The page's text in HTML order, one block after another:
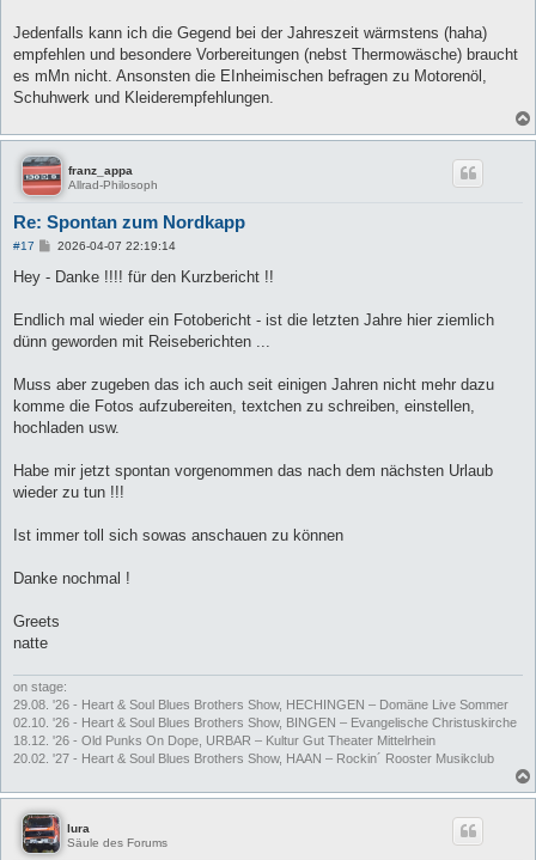
Jedenfalls kann ich die Gegend bei der Jahreszeit wärmstens (haha)
empfehlen und besondere Vorbereitungen (nebst Thermowäsche) braucht
es mMn nicht. Ansonsten die EInheimischen befragen zu Motorenöl,
Schuhwerk und Kleiderempfehlungen.
franz_appa
Allrad-Philosoph
Re: Spontan zum Nordkapp
#17
B
a
2026-04-07 22:19:14
Hey - Danke !!!! für den Kurzbericht !!
Endlich mal wieder ein Fotobericht - ist die letzten Jahre hier ziemlich
dünn geworden mit Reiseberichten ...
Muss aber zugeben das ich auch seit einigen Jahren nicht mehr dazu
komme die Fotos aufzubereiten, textchen zu schreiben, einstellen,
hochladen usw.
Habe mir jetzt spontan vorgenommen das nach dem nächsten Urlaub
wieder zu tun !!!
Ist immer toll sich sowas anschauen zu können
Danke nochmal !
Greets
natte
on stage:
29.08. '26 - Heart & Soul Blues Brothers Show, HECHINGEN – Domäne Live Sommer
02.10. '26 - Heart & Soul Blues Brothers Show, BINGEN – Evangelische Christuskirche
18.12. '26 - Old Punks On Dope, URBAR – Kultur Gut Theater Mittelrhein
20.02. '27 - Heart & Soul Blues Brothers Show, HAAN – Rockin´ Rooster Musikclub
lura
Säule des Forums